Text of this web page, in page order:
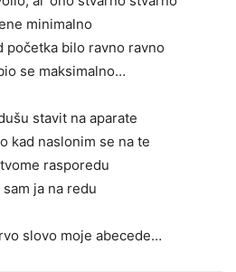
minimalno
početka bilo ravno ravno
se maksimalno…
stavit na aparate
kad naslonim se na te
rasporedu
sam ja na redu
slovo moje abecede…